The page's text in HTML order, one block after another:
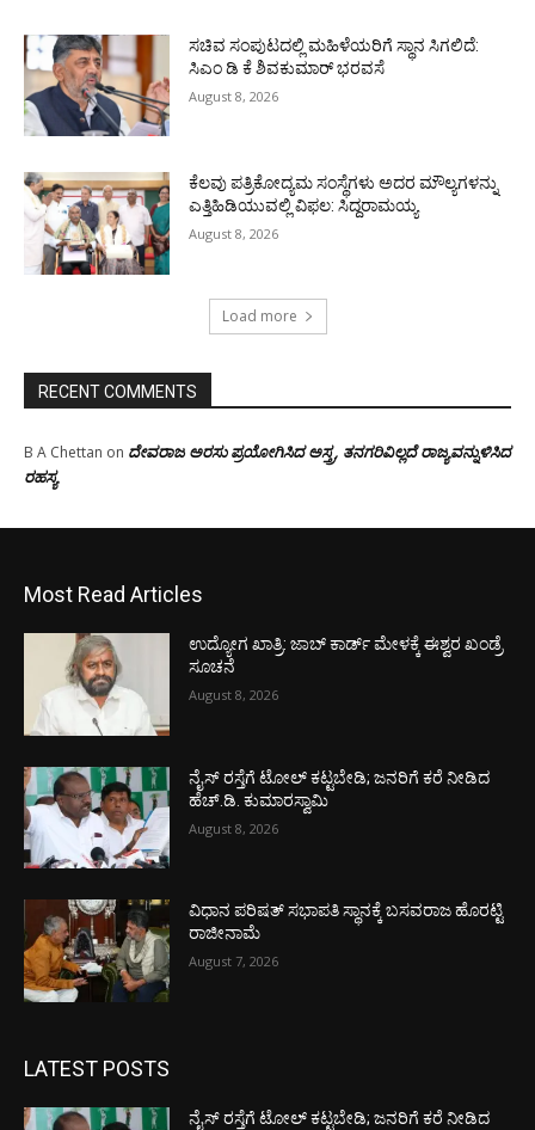
ಸಚಿವ ಸಂಪುಟದಲ್ಲಿ ಮಹಿಳೆಯರಿಗೆ ಸ್ಥಾನ ಸಿಗಲಿದೆ:
ಸಿಎಂ ಡಿ ಕೆ ಶಿವಕುಮಾರ್ ಭರವಸೆ
August 8, 2026
ಕೆಲವು ಪತ್ರಿಕೋದ್ಯಮ ಸಂಸ್ಥೆಗಳು ಅದರ ಮೌಲ್ಯಗಳನ್ನು
ಎತ್ತಿಹಿಡಿಯುವಲ್ಲಿ ವಿಫಲ: ಸಿದ್ದರಾಮಯ್ಯ
August 8, 2026
Load more
RECENT COMMENTS
B A Chettan on ದೇವರಾಜ ಅರಸು ಪ್ರಯೋಗಿಸಿದ ಅಸ್ತ್ರ, ತನಗರಿವಿಲ್ಲದೆ ರಾಜ್ಯವನ್ನುಳಿಸಿದ
ರಹಸ್ಯ
Most Read Articles
ಉದ್ಯೋಗ ಖಾತ್ರಿ: ಜಾಬ್ ಕಾರ್ಡ್ ಮೇಳಕ್ಕೆ ಈಶ್ವರ ಖಂಡ್ರೆ
ಸೂಚನೆ
August 8, 2026
ನೈಸ್ ರಸ್ತೆಗೆ ಟೋಲ್ ಕಟ್ಟಬೇಡಿ; ಜನರಿಗೆ ಕರೆ ನೀಡಿದ
ಹೆಚ್.ಡಿ. ಕುಮಾರಸ್ವಾಮಿ
August 8, 2026
ವಿಧಾನ ಪರಿಷತ್ ಸಭಾಪತಿ ಸ್ಥಾನಕ್ಕೆ ಬಸವರಾಜ ಹೊರಟ್ಟಿ
ರಾಜೀನಾಮೆ
August 7, 2026
LATEST POSTS
ನೈಸ್ ರಸ್ತೆಗೆ ಟೋಲ್ ಕಟ್ಟಬೇಡಿ; ಜನರಿಗೆ ಕರೆ ನೀಡಿದ